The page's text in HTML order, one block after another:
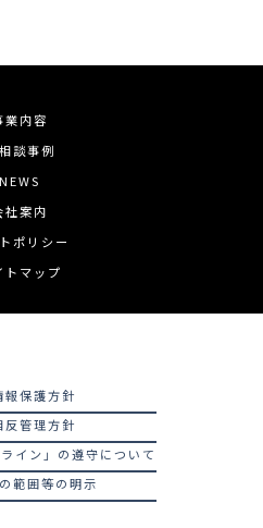
業内容
談事例
NEWS
社案内
ポリシー
トマップ
報保護方針
反管理方針
イン」の遵守について
範囲等の明示